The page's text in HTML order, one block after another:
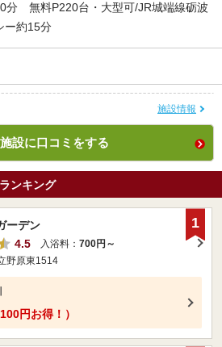
分 無料P220台・大型可/JR城端線砺波
ー約15分
施設情報
設に口コミをする
ンキング
ーデン
4.5
入浴料： 700円～
野原東1514
円お得！）
1